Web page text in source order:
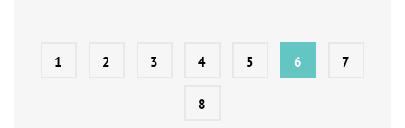
1 2 3 4 5 6 7
8